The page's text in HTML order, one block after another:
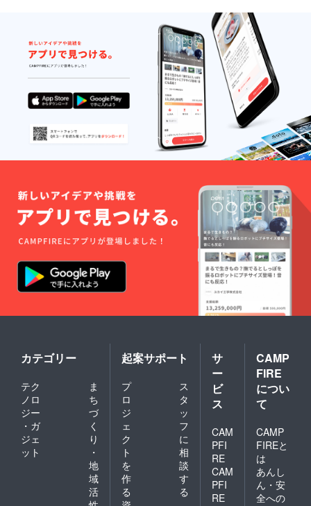
してご
利用し
て頂い
ても構
いませ
ん。
合があ
りま
す。 企
業さん
名や店
舗さん
名、ご
自身の
YouTub
eチャン
ネル名
などの
広告と
してご
ても構
いませ
ん。
カテゴリー
テク
ノロ
ジー
・ガ
ジェ
ット
ま
ち
づ
く
り
・
地
域
活
起案サポート
プ
ロ
ジ
ェ
ク
ト
を
作
る
ス
タ
ッ
フ
に
相
談
す
る
サ
ー
ビ
ス
CAM
PFI
RE
CAM
PFI
RE
CAMP
FIRE
につい
て
CAMP
FIREと
は
あんし
ん・安
全への